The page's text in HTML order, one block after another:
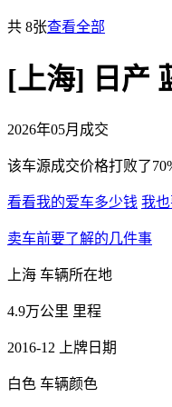
共 8张查看全部
[上海] 日产
2026年05月成交
该车源成交价格打败了
看看我的爱车多少钱 我
卖车前要了解的几件事
上海 车辆所在地
4.9万公里 里程
2016-12 上牌日期
白色 车辆颜色